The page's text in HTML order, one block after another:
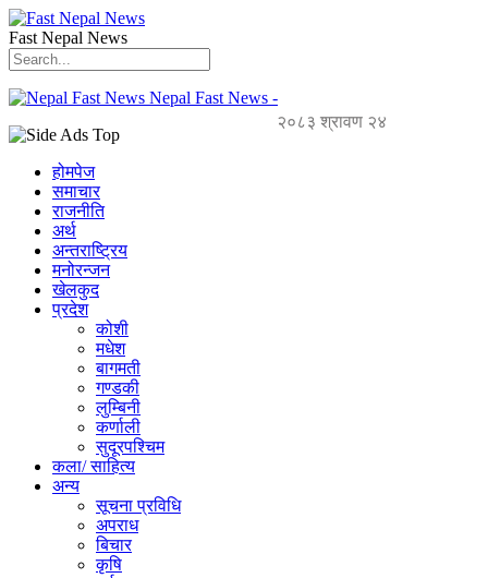
Fast Nepal News
Nepal Fast News -
२०८३ श्रावण २४
होमपेज
समाचार
राजनीति
अर्थ
अन्तराष्ट्रिय
मनोरन्जन
खेलकुद
प्रदेश
कोशी
मधेश
बागमती
गण्डकी
लुम्बिनी
कर्णाली
सुदूरपश्चिम
कला/ साहित्य
अन्य
सूचना प्रविधि
अपराध
बिचार
कृषि